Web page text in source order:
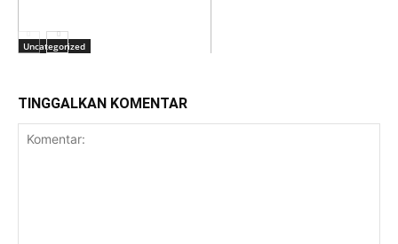
Uncategorized
Uncategorized
TINGGALKAN KOMENTAR